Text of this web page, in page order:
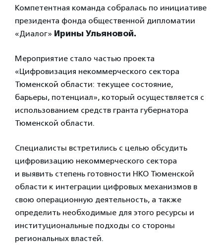
Компетентная команда собралась по инициативе
президента фонда общественной дипломатии
«Диалог» Ирины Ульяновой.
Мероприятие стало частью проекта
«Цифровизация некоммерческого сектора
Тюменской области: текущее состояние,
барьеры, потенциал», который осуществляется с
использованием средств гранта губернатора
Тюменской области.
Специалисты встретились с целью обсудить
цифровизацию некоммерческого сектора
и выявить степень готовности НКО Тюменской
области к интеграции цифровых механизмов в
свою операционную деятельность, а также
определить необходимые для этого ресурсы и
институциональные подходы со стороны
региональных властей.